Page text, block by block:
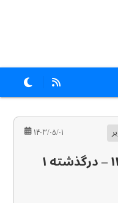
۱۴۰۳/۰۵/۰۱
سعید راد (زاده ۴ آبان ۱۳۲۳ – درگذشته ۱